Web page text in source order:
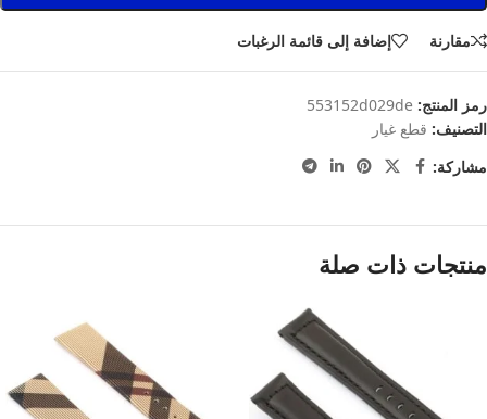
مقارنة إضافة إلى قائمة الرغبات
رمز المنتج: 553152d029de
التصنيف: قطع غيار
مشاركة:
منتجات ذات صلة